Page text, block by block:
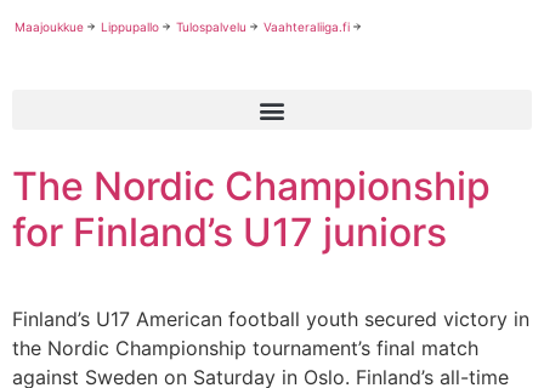
Maajoukkue Lippupallo Tulospalvelu Vaahteraliiga.fi
The Nordic Championship
for Finland’s U17 juniors
Finland’s U17 American football youth secured victory in
the Nordic Championship tournament’s final match
against Sweden on Saturday in Oslo. Finland’s all-time